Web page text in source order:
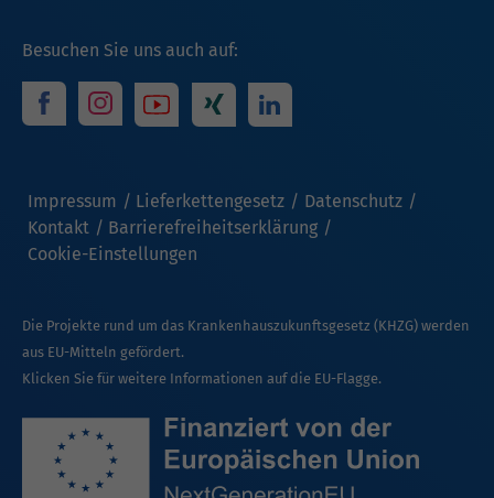
Besuchen Sie uns auch auf:
Impressum Lieferkettengesetz
Datenschutz
Kontakt
Barrierefreiheitserklärung
Cookie-Einstellungen
Die Projekte rund um das Krankenhauszukunftsgesetz (KHZG) werden
aus EU-Mitteln gefördert.
Klicken Sie für weitere Informationen auf die EU-Flagge.